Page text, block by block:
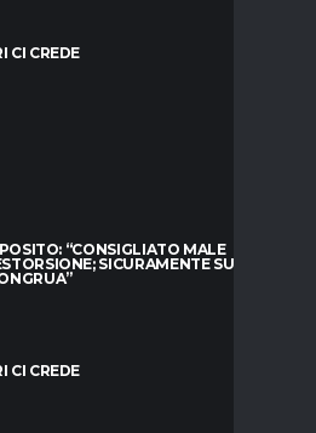
CI CREDE
“CONSIGLIATO MALE
SICURAMENTE SUL
CI CREDE